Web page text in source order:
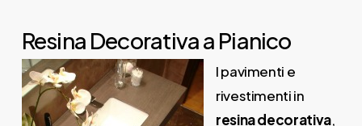
Resina Decorativa a Pianico
I pavimenti e
rivestimenti in
resina decorativa,